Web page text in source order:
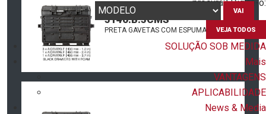
procura? Digite-o:
VAI
VEJA TODOS
SOLUÇÃO SOB MEDIDA
Mais
VANTAGENS
APLICABILIDADE
News & Media
5140.B.3CMS
PRETA GAVETAS COM ESPUMA